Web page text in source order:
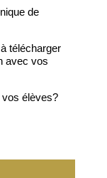
de
télécharger
avec vos
élèves?